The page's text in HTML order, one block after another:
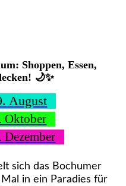
Shoppen, Essen,
🌙✨
August
Oktober
sich das Bochumer
in ein Paradies für